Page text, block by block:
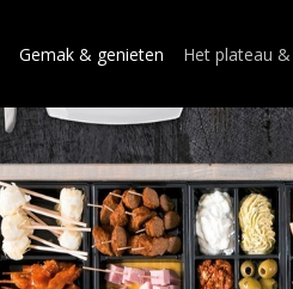
Gemak & genieten Het plateau